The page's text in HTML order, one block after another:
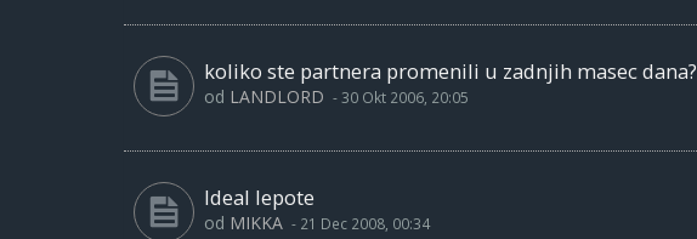
koliko ste partnera promenili u zadnjih masec dana?
od LANDLORD - 30 Okt 2006, 20:05
Ideal lepote
od MIKKA - 21 Dec 2008, 00:34